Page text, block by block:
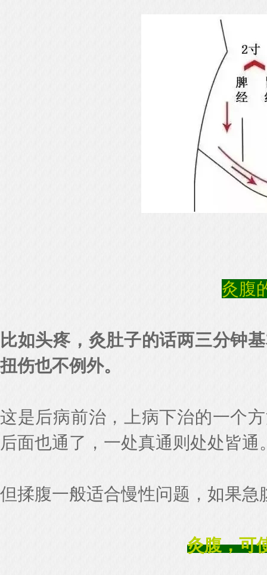
灸腹
比如头疼，灸肚子的话两三分钟
扭伤也不例外。
这是后病前治，上病下治的一个
后面也通了，一处真通则处处皆通
但揉腹一般适合慢性问题，如果急
灸腹，可